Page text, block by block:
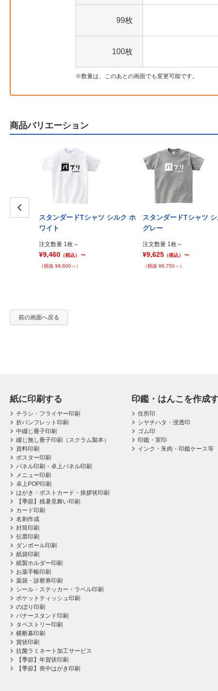
99枚
100枚
数量は、このあとの画面でも変更可能です。
商品バリエーション
シルク ラ
スタンダードTシャツ シルク ホ
ワイト
注文数量 1枚～
¥9,460 （税込） ～
（税抜 ¥8,600～）
スタンダードTシャツ
グレー
注文数量 1枚～
¥9,625 （税込） ～
（税抜 ¥8,750～）
前の画面へ戻る
紙に印刷する
チラシ・フライヤー印刷
折パンフレット印刷
中綴じ冊子印刷
綴じ無し冊子印刷（スクラム製本）
資料印刷
ポスター印刷
パネル印刷・卓上パネル印刷
メニュー印刷
卓上POP印刷
はがき・ポストカード・挨拶状印刷
【季節】残暑見舞い印刷
カード印刷
名刺作成
封筒印刷
伝票印刷
ダンボール印刷
紙袋印刷
紙製ホルダー印刷
お薬手帳印刷
薬袋・診察券印刷
シール・ステッカー・ラベル印刷
ポケットティッシュ印刷
のぼり印刷
バナースタンド印刷
タペストリー印刷
横断幕印刷
賞状印刷
抗菌ラミネート加工サービス
【季節】年賀状印刷
【季節】喪中はがき印刷
印鑑・はんこを作成
住所印
シヤチハタ・浸透印
ゴム印
印鑑・実印
インク・朱肉・印鑑ケース等